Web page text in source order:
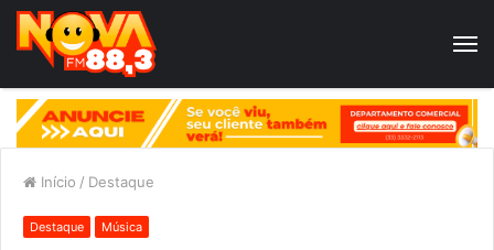
Início / Destaque
Destaque Música